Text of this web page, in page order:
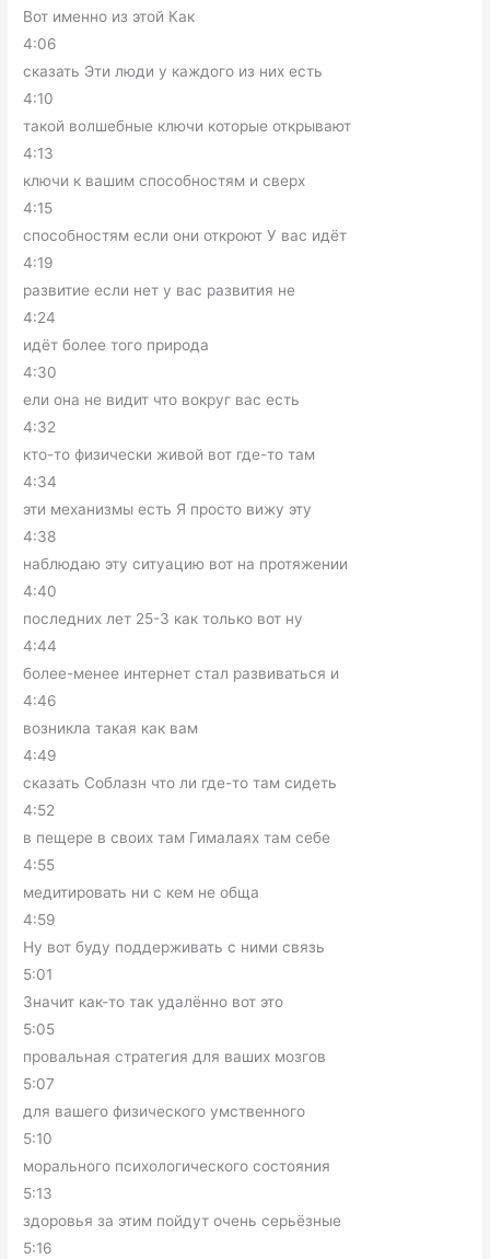
Вот именно из этой Как
4:06
сказать Эти люди у каждого из них есть
4:10
такой волшебные ключи которые открывают
4:13
ключи к вашим способностям и сверх
4:15
способностям если они откроют У вас идёт
4:19
развитие если нет у вас развития не
4:24
идёт более того природа
4:30
ели она не видит что вокруг вас есть
4:32
кто-то физически живой вот где-то там
4:34
эти механизмы есть Я просто вижу эту
4:38
наблюдаю эту ситуацию вот на протяжении
4:40
последних лет 25-3 как только вот ну
4:44
более-менее интернет стал развиваться и
4:46
возникла такая как вам
4:49
сказать Соблазн что ли где-то там сидеть
4:52
в пещере в своих там Гималаях там себе
4:55
медитировать ни с кем не обща
4:59
Ну вот буду поддерживать с ними связь
5:01
Значит как-то так удалённо вот это
5:05
провальная стратегия для ваших мозгов
5:07
для вашего физического умственного
5:10
морального психологического состояния
5:13
здоровья за этим пойдут очень серьёзные
5:16